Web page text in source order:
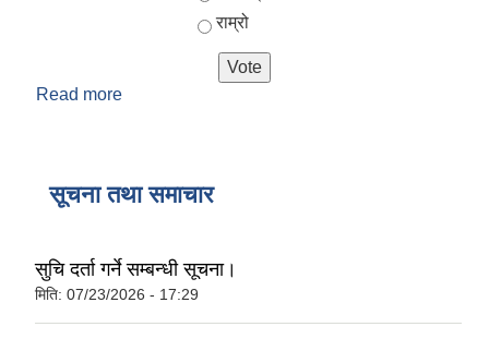
राम्रो
Read more
सूचना तथा समाचार
सुचि दर्ता गर्ने सम्बन्धी सूचना।
मिति: 07/23/2026 - 17:29